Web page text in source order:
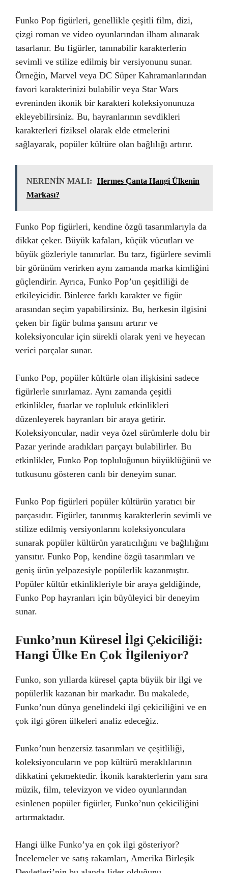
Funko Pop figürleri, genellikle çeşitli film, dizi,
çizgi roman ve video oyunlarından ilham alınarak
tasarlanır. Bu figürler, tanınabilir karakterlerin
sevimli ve stilize edilmiş bir versiyonunu sunar.
Örneğin, Marvel veya DC Süper Kahramanlarından
favori karakterinizi bulabilir veya Star Wars
evreninden ikonik bir karakteri koleksiyonunuza
ekleyebilirsiniz. Bu, hayranlarının sevdikleri
karakterleri fiziksel olarak elde etmelerini
sağlayarak, popüler kültüre olan bağlılığı artırır.
NERENİN MALI:
Hermes Çanta Hangi Ülkenin
Markası?
Funko Pop figürleri, kendine özgü tasarımlarıyla da
dikkat çeker. Büyük kafaları, küçük vücutları ve
büyük gözleriyle tanınırlar. Bu tarz, figürlere sevimli
bir görünüm verirken aynı zamanda marka kimliğini
güçlendirir. Ayrıca, Funko Pop’un çeşitliliği de
etkileyicidir. Binlerce farklı karakter ve figür
arasından seçim yapabilirsiniz. Bu, herkesin ilgisini
çeken bir figür bulma şansını artırır ve
koleksiyoncular için sürekli olarak yeni ve heyecan
verici parçalar sunar.
Funko Pop, popüler kültürle olan ilişkisini sadece
figürlerle sınırlamaz. Aynı zamanda çeşitli
etkinlikler, fuarlar ve topluluk etkinlikleri
düzenleyerek hayranları bir araya getirir.
Koleksiyoncular, nadir veya özel sürümlerle dolu bir
Pazar yerinde aradıkları parçayı bulabilirler. Bu
etkinlikler, Funko Pop topluluğunun büyüklüğünü ve
tutkusunu gösteren canlı bir deneyim sunar.
Funko Pop figürleri popüler kültürün yaratıcı bir
parçasıdır. Figürler, tanınmış karakterlerin sevimli ve
stilize edilmiş versiyonlarını koleksiyonculara
sunarak popüler kültürün yaratıcılığını ve bağlılığını
yansıtır. Funko Pop, kendine özgü tasarımları ve
geniş ürün yelpazesiyle popülerlik kazanmıştır.
Popüler kültür etkinlikleriyle bir araya geldiğinde,
Funko Pop hayranları için büyüleyici bir deneyim
sunar.
Funko’nun Küresel İlgi Çekiciliği:
Hangi Ülke En Çok İlgileniyor?
Funko, son yıllarda küresel çapta büyük bir ilgi ve
popülerlik kazanan bir markadır. Bu makalede,
Funko’nun dünya genelindeki ilgi çekiciliğini ve en
çok ilgi gören ülkeleri analiz edeceğiz.
Funko’nun benzersiz tasarımları ve çeşitliliği,
koleksiyoncuların ve pop kültürü meraklılarının
dikkatini çekmektedir. İkonik karakterlerin yanı sıra
müzik, film, televizyon ve video oyunlarından
esinlenen popüler figürler, Funko’nun çekiciliğini
artırmaktadır.
Hangi ülke Funko’ya en çok ilgi gösteriyor?
İncelemeler ve satış rakamları, Amerika Birleşik